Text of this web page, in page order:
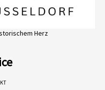
Herz